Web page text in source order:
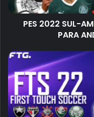
PES 2022 SUL-
PARA